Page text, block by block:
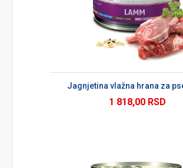
Jagnjetina vlažna hrana za
1 818,00 RSD